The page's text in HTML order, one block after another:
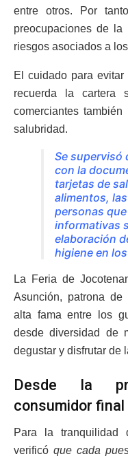
entre otros. Por
preocupaciones de la
riesgos asociados a
El cuidado para
recuerda la cartera
comerciantes
salubridad.
Se supervisó
con la
tarjetas de
alimentos,
personas
informativas
elaboración
higiene en
La Feria de
Asunción, patrona
alta fama entre los
desde diversidad de
degustar y disfrutar de
Desde la
consumidor final
Para la tranquilidad
verificó que cada